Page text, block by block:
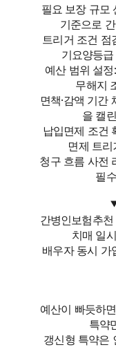
필요 보장 규모
기준으로
트리거 조건 점
기요양등
예산 범위 설
무해지
면책·감액 기간
을 캘
납입면제 조건
면제 트
청구 흐름 사전
필
간병인보험추
치매 일
배우자 동시 가
예산이 빠듯하
특약
갱신형 특약은